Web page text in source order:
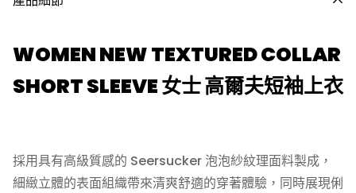
WOMEN NEW TEXTURED COLLAR
SHORT SLEEVE 女士 高爾夫短袖上衣
採用具有高級質感的 Seersucker 泡泡紗紋理面料製成，
細緻立體的表面組織帶來清爽舒適的穿著體驗，同時展現俐